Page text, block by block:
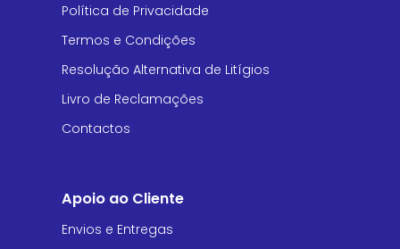
Política de Privacidade
Termos e Condições
Resolução Alternativa de Litígios
Livro de Reclamações
Contactos
Apoio ao Cliente
Envios e Entregas